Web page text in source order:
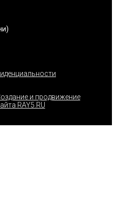
и продвижение
RAY5.RU